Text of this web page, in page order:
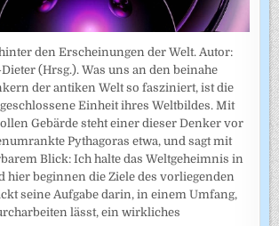
den Erscheinungen der Welt. Autor:
(Hrsg.). Was uns an den beinahe
der antiken Welt so fasziniert, ist die
Einheit ihres Weltbildes. Mit
Gebärde steht einer dieser Denker vor
Pythagoras etwa, und sagt mit
Blick: Ich halte das Weltgeheimnis in
hier beginnen die Ziele des vorliegenden
seine Aufgabe darin, in einem Umfang,
lässt, ein wirkliches